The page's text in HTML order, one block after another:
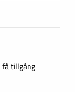
få tillgång